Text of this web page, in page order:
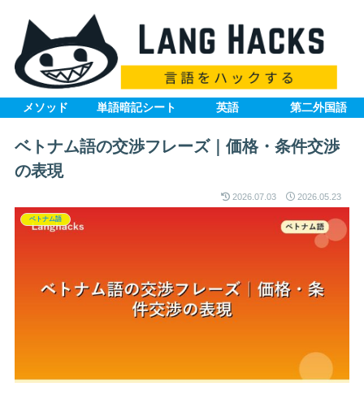
メソッド 単語暗記シート 英語 第二外国語
ベトナム語の交渉フレーズ｜価格・条件交渉
の表現
2026.07.03 2026.05.23
ベトナム語